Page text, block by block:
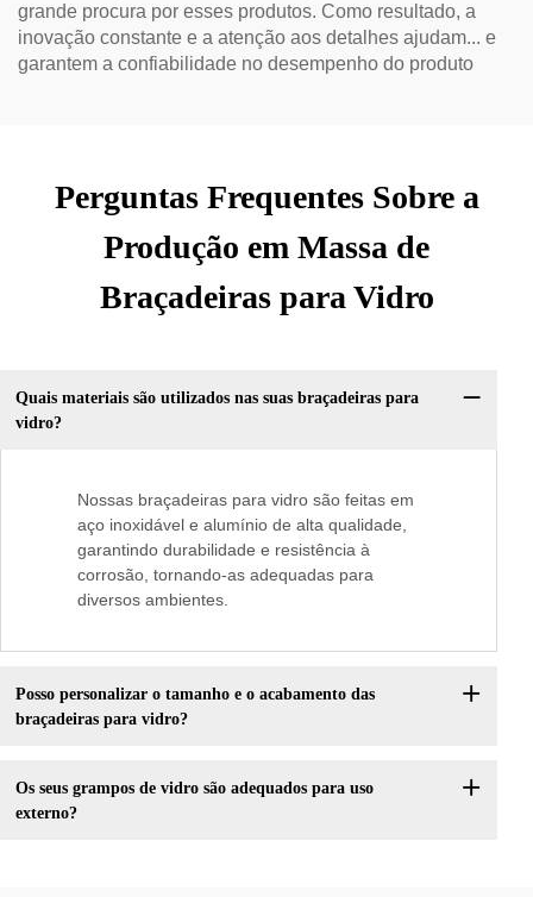
grande procura por esses produtos. Como resultado, a
inovação constante e a atenção aos detalhes ajudam... e
garantem a confiabilidade no desempenho do produto
Perguntas Frequentes Sobre a
Produção em Massa de
Braçadeiras para Vidro
Quais materiais são utilizados nas suas braçadeiras para
vidro?
Nossas braçadeiras para vidro são feitas em
aço inoxidável e alumínio de alta qualidade,
garantindo durabilidade e resistência à
corrosão, tornando-as adequadas para
diversos ambientes.
Posso personalizar o tamanho e o acabamento das
braçadeiras para vidro?
Os seus grampos de vidro são adequados para uso
externo?